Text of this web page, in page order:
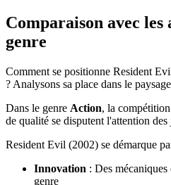
Comparaison avec les
genre
Comment se positionne Resident
? Analysons sa place dans le
Dans le genre Action, la
de qualité se disputent l'attention des
Resident Evil (2002) se démarque
Innovation : Des
genre